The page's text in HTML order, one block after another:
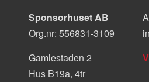
Sponsorhuset AB
Org.nr: 556831-3109
Gamlestaden 2
Hus B19a, 4tr